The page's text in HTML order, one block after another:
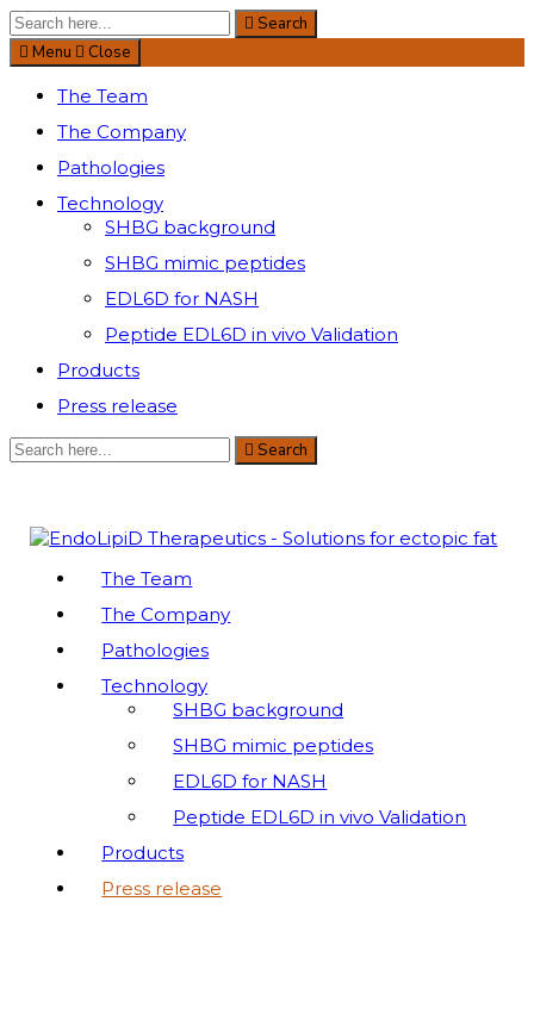
Search
for:
Search
Menu
Close
The Team
The Company
Pathologies
Technology
SHBG background
SHBG mimic peptides
EDL6D for NASH
Peptide EDL6D in vivo Validation
Products
Press release
Search
for:
Search
EndoLipiD Therapeutics
Peptides Mimicking the SHBG Function – Innovation
to reduce Ectopic Fat Accummulation
The Team
The Company
Pathologies
Technology
SHBG background
SHBG mimic peptides
EDL6D for NASH
Peptide EDL6D in vivo Validation
Products
Press release